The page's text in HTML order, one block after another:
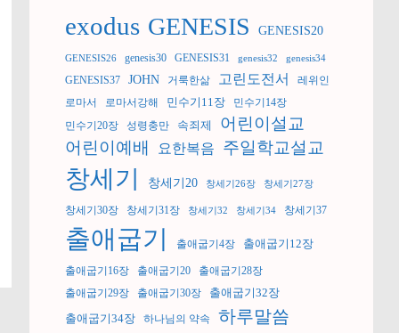
exodus GENESIS GENESIS20
GENESIS26 genesis30 GENESIS31 genesis32 genesis34
GENESIS37 JOHN 거룩한삶 고린도전서
레위인
로마서
로마서강해 민수기11장
민수기14장
민수기20장
성령충만 속죄제
어린이설교
어린이예배
요한복음 주일학교설교
창세기 창세기20 창세기26장 창세기27장
창세기30장 창세기31장 창세기32 창세기34 창세기37
출애굽기 출애굽기4장 출애굽기12장
출애굽기16장 출애굽기20
출애굽기28장
출애굽기29장
출애굽기30장 출애굽기32장
출애굽기34장 하나님의 약속 하루말씀